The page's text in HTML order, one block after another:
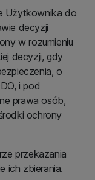
Użytkownika do
decyzji
w rozumieniu
decyzji, gdy
o
i pod
prawa osób,
ochrony
przekazania
ich zbierania.